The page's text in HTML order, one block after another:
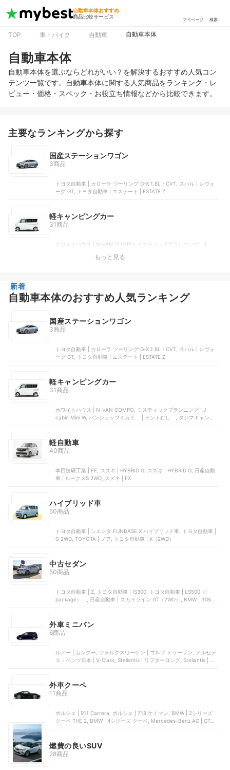
自動車本体おすすめ
商品比較サービス
マイページ 検索
TOP 車・バイク 自動車 自動車本体
自動車本体
自動車本体を選ぶならどれがいい？を解決するおすすめ人気コン
テンツ一覧です。自動車本体に関する人気商品をランキング・レ
ビュー・価格・スペック・お役立ち情報などから比較できます。
主要なランキングから探す
国産ステーションワゴン
3商品
トヨタ自動車 | カローラ ツーリング G-X 1.8L・CVT, スバル | レヴォ
ーグ GT, トヨタ自動車 | エステート | ESTATE Z
軽キャンピングカー
31商品
ホワイトハウス | N-VAN COMPO, ミスティックプランニング | J
ー | E340W, コイズミ | Transform Camper かるキャン
もっと見る
新着
自動車本体のおすすめ人気ランキング
国産ステーションワゴン
3商品
トヨタ自動車 | カローラ ツーリング G-X 1.8L・CVT, スバル | レヴォ
ーグ GT, トヨタ自動車 | エステート | ESTATE Z
軽キャンピングカー
31商品
ホワイトハウス | N-VAN COMPO, ミスティックプランニング | J
cabin Mini W, バンショップミカミ | テントむし , タジマキャンパ
軽自動車
40商品
本田技研工業 | FF, スズキ | HYBRID G, スズキ | HYBRID G, 日産自動
車 | ルークスS 2WD, スズキ | FX
ハイブリッド車
50商品
トヨタ自動車 | シエンタ FUNBASE X ハイブリッド車, トヨタ自動車 |
G 2WD, TOYOTA | ノア, トヨタ自動車 | X（2WD）
中古セダン
50商品
トヨタ自動車 | Z, トヨタ自動車 | IS300, トヨタ自動車 | LS500（I
package） , 日産自動車 | スカイライン GT（2WD）, BMW | 318i M
外車ミニバン
6商品
ルノー | カングー, フォルクスワーゲン | ゴルフ トゥーラン, メルセデ
ス・ベンツ日本 | V-Class, Stellantis | リフターロング, Stellantis | ベ
外車クーペ
11商品
ポルシェ | 911 Carrera, ポルシェ | 718 ケイマン, BMW | 2シリーズ
クーペ THE 2, BMW | 4シリーズ クーペ, Mercedes-Benz AG | GT
燃費の良いSUV
28商品